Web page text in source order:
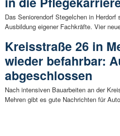
Das Seniorendorf Stegelchen in Herdorf
Ausbildung eigener Fachkräfte. Vier
Kreisstraße 26 in
wieder befahrbar:
abgeschlossen
Nach intensiven Bauarbeiten an der
Mehren gibt es gute Nachrichten für